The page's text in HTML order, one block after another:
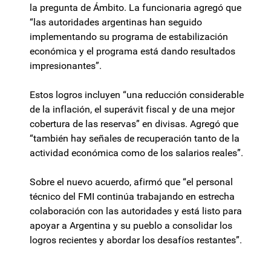
la pregunta de Ámbito. La funcionaria agregó que
“las autoridades argentinas han seguido
implementando su programa de estabilización
económica y el programa está dando resultados
impresionantes”.
Estos logros incluyen “una reducción considerable
de la inflación, el superávit fiscal y de una mejor
cobertura de las reservas” en divisas. Agregó que
“también hay señales de recuperación tanto de la
actividad económica como de los salarios reales”.
Sobre el nuevo acuerdo, afirmó que “el personal
técnico del FMI continúa trabajando en estrecha
colaboración con las autoridades y está listo para
apoyar a Argentina y su pueblo a consolidar los
logros recientes y abordar los desafíos restantes”.